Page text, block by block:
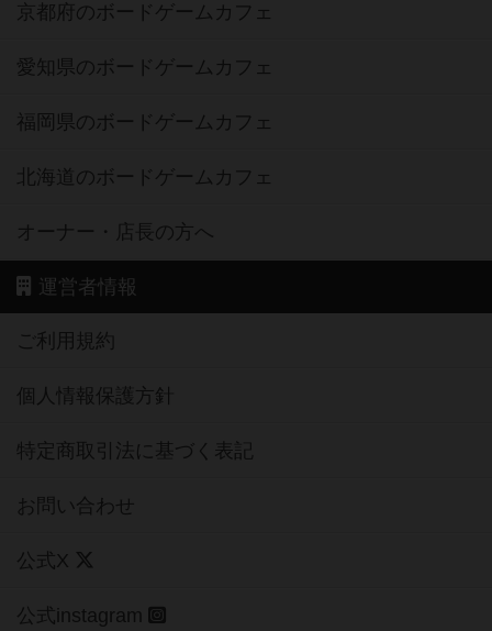
京都府のボードゲームカフェ
愛知県のボードゲームカフェ
福岡県のボードゲームカフェ
北海道のボードゲームカフェ
オーナー・店長の方へ
運営者情報
ご利用規約
個人情報保護方針
特定商取引法に基づく表記
お問い合わせ
公式X
公式instagram